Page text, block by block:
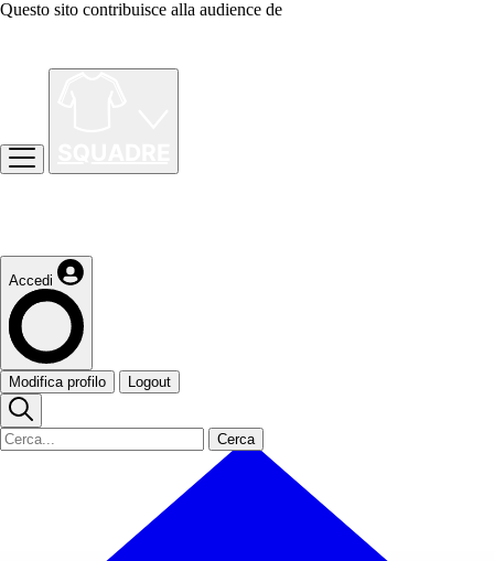
Questo sito contribuisce alla audience de
Accedi
Modifica profilo Logout
Cerca